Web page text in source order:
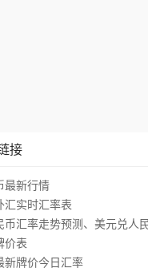
接
最新行情
汇实时汇率表
币汇率走势预测、美元兑人
价表
新牌价今日汇率